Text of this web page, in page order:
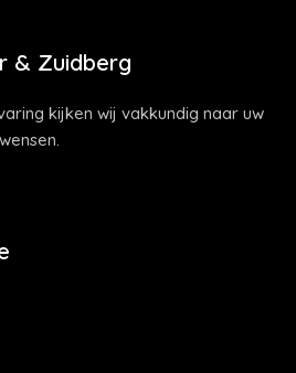
& Zuidberg
kijken wij vakkundig naar uw